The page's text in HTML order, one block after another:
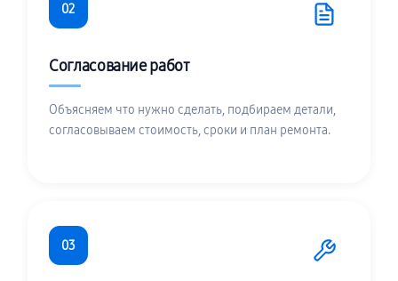
02
Согласование работ
Объясняем что нужно сделать, подбираем детали,
согласовываем стоимость, сроки и план ремонта.
03